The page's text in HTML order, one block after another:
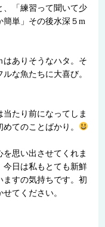
、「練習って聞いて少
簡単」その後水深５m
ありそうなハタ。そ
な魚たちに大喜び。
たり前になってしま
てのことばかり。
思い出させてくれま
今日は私もとても新鮮
ますの気持ちです。初
せてください。